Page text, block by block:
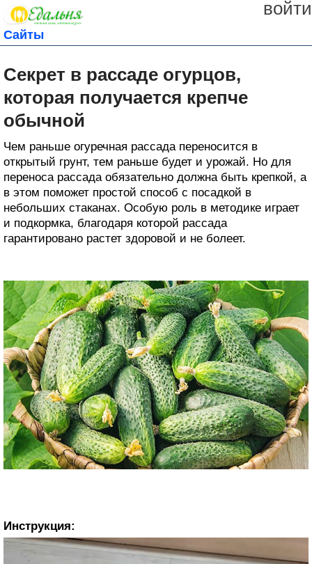
войти
Сайты
Секрет в рассаде огурцов,
которая получается крепче
обычной
Чем раньше огуречная рассада переносится в
открытый грунт, тем раньше будет и урожай. Но для
переноса рассада обязательно должна быть крепкой, а
в этом поможет простой способ с посадкой в
небольших стаканах. Особую роль в методике играет
и подкормка, благодаря которой рассада
гарантировано растет здоровой и не болеет.
Инструкция: